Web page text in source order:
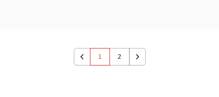
Previous
1 2
Next